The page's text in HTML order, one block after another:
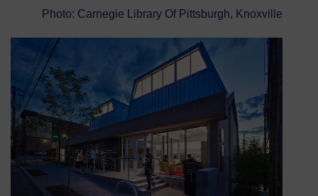
Photo: Carnegie Library Of Pittsburgh, Knoxville